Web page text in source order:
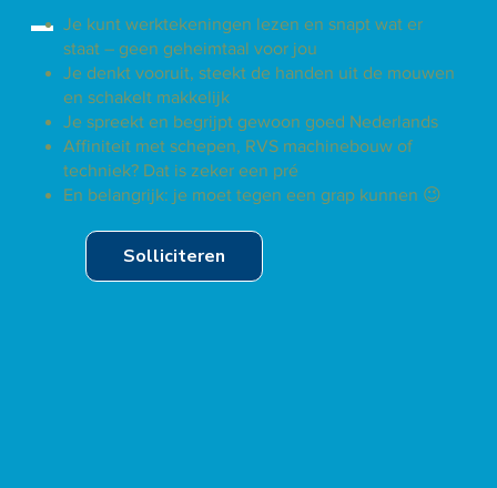
Je kunt werktekeningen lezen en snapt wat er
staat – geen geheimtaal voor jou
Je denkt vooruit, steekt de handen uit de mouwen
en schakelt makkelijk
Je spreekt en begrijpt gewoon goed Nederlands
Affiniteit met schepen, RVS machinebouw of
techniek? Dat is zeker een pré
En belangrijk: je moet tegen een grap kunnen 😉
Solliciteren